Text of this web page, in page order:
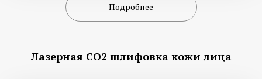
Подробнее
Лазерная СО2 шлифовка кожи лица